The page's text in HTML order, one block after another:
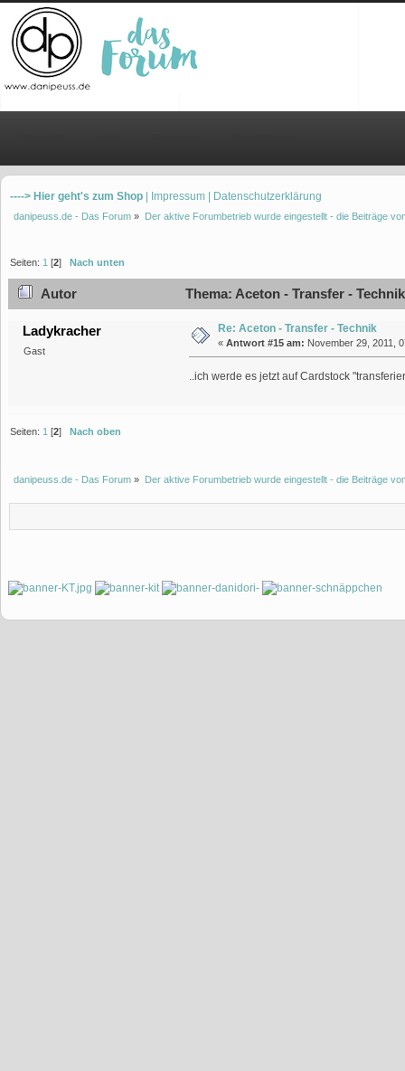
----> Hier geht's zum Shop | Impressum | Datenschutzerklärung
danipeuss.de - Das Forum » Der aktive Forumbetrieb wurde eingestellt - die Beiträge
Seiten: 1 [2] Nach unten
Autor Thema: Aceton - Transfer -
Ladykracher
Gast
Re: Aceton - Transfer - Technik
« Antwort #15 am: November 29, 2011,
..ich werde es jetzt auf Cardstock
Seiten: 1 [2]Nach oben
danipeuss.de - Das Forum » Der aktive Forumbetrieb wurde eingestellt - die Beiträge